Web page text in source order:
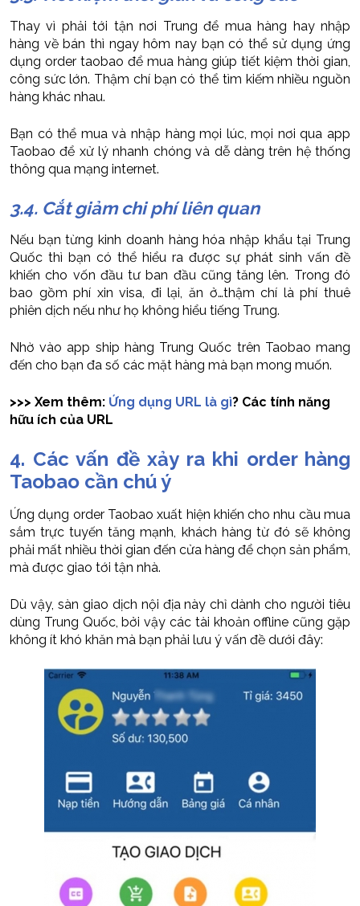
Thay vì phải tới tận nơi Trung để mua hàng hay nhập
hàng về bán thì ngay hôm nay bạn có thể sử dụng ứng
dụng order taobao để mua hàng giúp tiết kiệm thời gian,
công sức lớn. Thậm chí bạn có thể tìm kiếm nhiều nguồn
hàng khác nhau.
Bạn có thể mua và nhập hàng mọi lúc, mọi nơi qua app
Taobao để xử lý nhanh chóng và dễ dàng trên hệ thống
thông qua mạng internet.
3.4. Cắt giảm chi phí liên quan
Nếu bạn từng kinh doanh hàng hóa nhập khẩu tại Trung
Quốc thì bạn có thể hiểu ra được sự phát sinh vấn đề
khiến cho vốn đầu tư ban đầu cũng tăng lên. Trong đó
bao gồm phí xin visa, đi lại, ăn ở…thậm chí là phí thuê
phiên dịch nếu như họ không hiểu tiếng Trung.
Nhờ vào app ship hàng Trung Quốc trên Taobao mang
đến cho bạn đa số các mặt hàng mà bạn mong muốn.
>>> Xem thêm: Ứng dụng URL là gì? Các tính năng
hữu ích của URL
4. Các vấn đề xảy ra khi order hàng
Taobao cần chú ý
Ứng dụng order Taobao xuất hiện khiến cho nhu cầu mua
sắm trực tuyến tăng mạnh, khách hàng từ đó sẽ không
phải mất nhiều thời gian đến cửa hàng để chọn sản phẩm,
mà được giao tới tận nhà.
Dù vậy, sàn giao dịch nội địa này chỉ dành cho người tiêu
dùng Trung Quốc, bởi vậy các tài khoản offline cũng gặp
không ít khó khăn mà bạn phải lưu ý vấn đề dưới đây: